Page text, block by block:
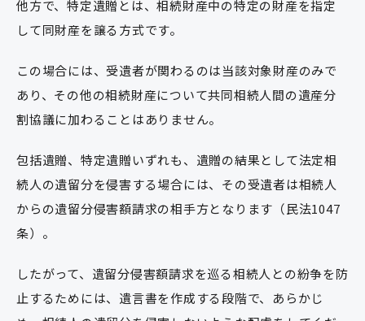
他方で、特定遺贈とは、相続財産中の特定の財産を指定
して同財産を譲る方式です。
この場合には、受遺者が関わるのは当該対象財産のみで
あり、その他の相続財産について共同相続人間の遺産分
割協議に加わることはありません。
包括遺贈、特定遺贈いずれも、遺贈の結果として法定相
続人の遺留分を侵害する場合には、その受遺者は相続人
からの遺留分侵害額請求の相手方となります（民法1047
条）。
したがって、遺留分侵害額請求を巡る相続人との紛争を防
止するためには、遺言書を作成する段階で、あらかじ